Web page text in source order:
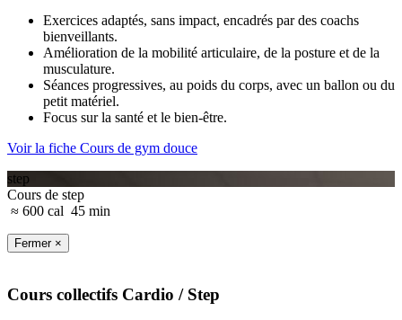
Exercices adaptés, sans impact, encadrés par des coachs
bienveillants.
Amélioration de la mobilité articulaire, de la posture et de la
musculature.
Séances progressives, au poids du corps, avec un ballon ou du
petit matériel.
Focus sur la santé et le bien-être.
Voir la fiche Cours de gym douce
step
Cours de step
≈ 600 cal 45 min
Fermer ×
Cours collectifs Cardio / Step